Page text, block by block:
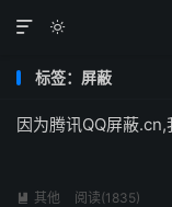


标签：屏蔽
因为腾讯QQ屏蔽
 其他 阅读(1835)